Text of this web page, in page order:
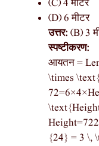
(C) 4 मीटर
(D) 6 मीटर
उत्तर: (B) 3
स्पष्टीकरण:
आयतन =
\times
{24} = 3 \,